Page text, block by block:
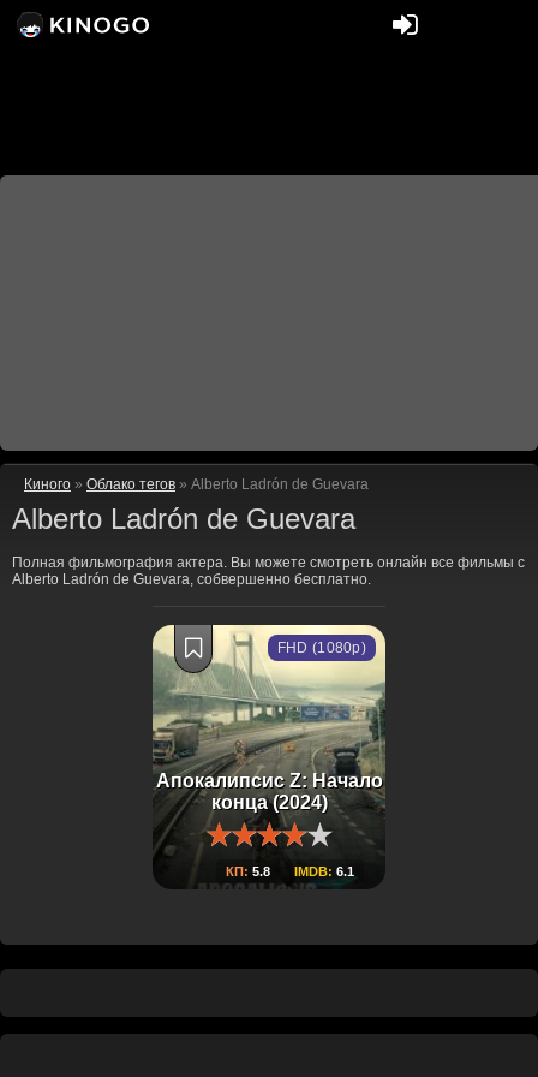
Киного » Облако тегов » Alberto Ladrón de Guevara
Alberto Ladrón de Guevara
Полная фильмография актера. Вы можете смотреть онлайн все фильмы с
Alberto Ladrón de Guevara, собвершенно бесплатно.
Апокалипсис Z: Начало
конца (2024)
КП: 5.8 IMDB: 6.1
FHD (1080p)